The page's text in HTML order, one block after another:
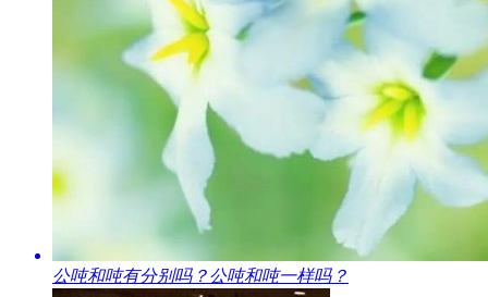
​公吨和吨有分别吗？公吨和吨一样吗？